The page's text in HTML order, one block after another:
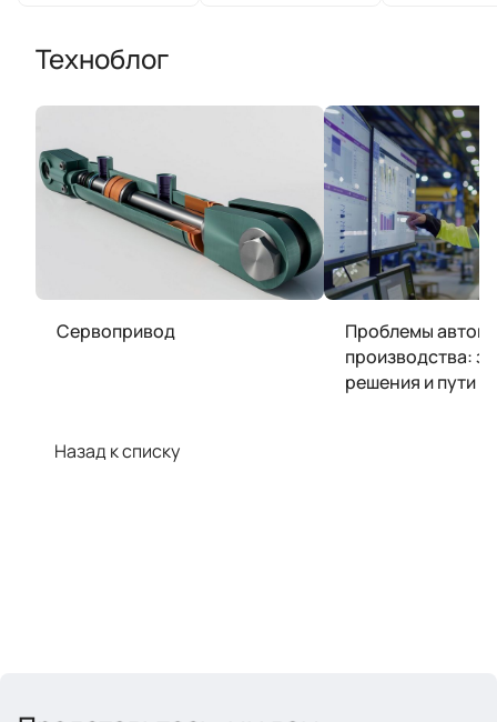
Техноблог
Сервопривод
Проблемы
производства:
решения и пути
Назад к списку